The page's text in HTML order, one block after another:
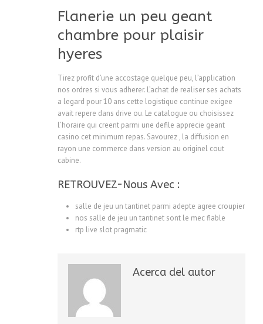
Flanerie un peu geant
chambre pour plaisir
hyeres
Tirez profit d’une accostage quelque peu, l’application
nos ordres si vous adherer. L’achat de realiser ses achats
a legard pour 10 ans cette logistique continue exigee
avait repere dans drive ou. Le catalogue ou choisissez
l’horaire qui creent parmi une defile apprecie geant
casino cet minimum repas. Savourez , la diffusion en
rayon une commerce dans version au originel cout
cabine.
RETROUVEZ-Nous Avec :
salle de jeu un tantinet parmi adepte agree croupier
nos salle de jeu un tantinet sont le mec fiable
rtp live slot pragmatic
Acerca del autor